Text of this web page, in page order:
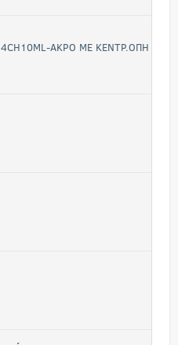
ΑΚΡΟ ΜΕ ΚΕΝΤΡ.ΟΠΗ